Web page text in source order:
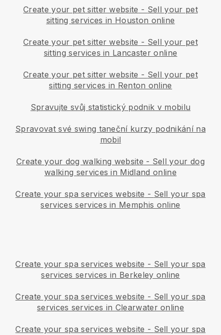
Create your pet sitter website - Sell your pet
sitting services in Houston online
Create your pet sitter website - Sell your pet
sitting services in Lancaster online
Create your pet sitter website - Sell your pet
sitting services in Renton online
Spravujte svůj statistický podnik v mobilu
Spravovat své swing taneční kurzy podnikání na
mobil
Create your dog walking website - Sell your dog
walking services in Midland online
Create your spa services website - Sell your spa
services services in Memphis online
Create your spa services website - Sell your spa
services services in Berkeley online
Create your spa services website - Sell your spa
services services in Clearwater online
Create your spa services website - Sell your spa